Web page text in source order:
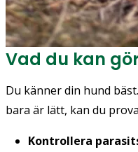
Vad du kan
Du känner din hund
bara är lätt, kan du
Kontrollera